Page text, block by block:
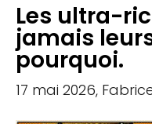
Les ultra-
jamais
pourquoi.
17 mai 2026,